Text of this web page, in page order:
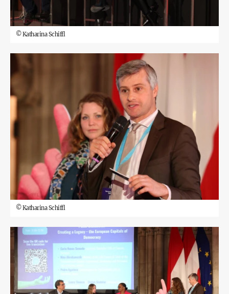
©Katharina Schiffl
©Katharina Schiffl